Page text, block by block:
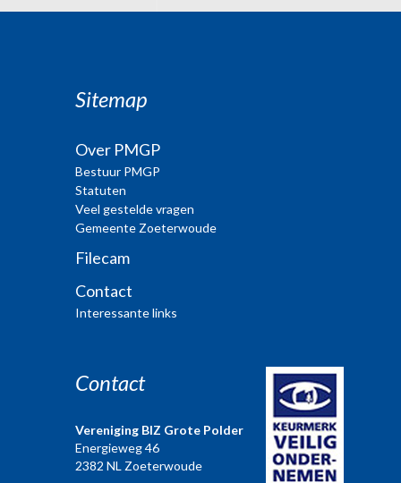
Sitemap
Over PMGP
Bestuur PMGP
Statuten
Veel gestelde vragen
Gemeente Zoeterwoude
Filecam
Contact
Interessante links
Contact
Vereniging BIZ Grote Polder
Energieweg 46
2382 NL Zoeterwoude